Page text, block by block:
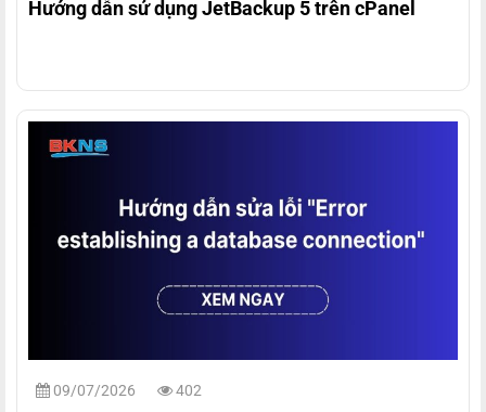
Hướng dẫn sử dụng JetBackup 5 trên cPanel
09/07/2026 402